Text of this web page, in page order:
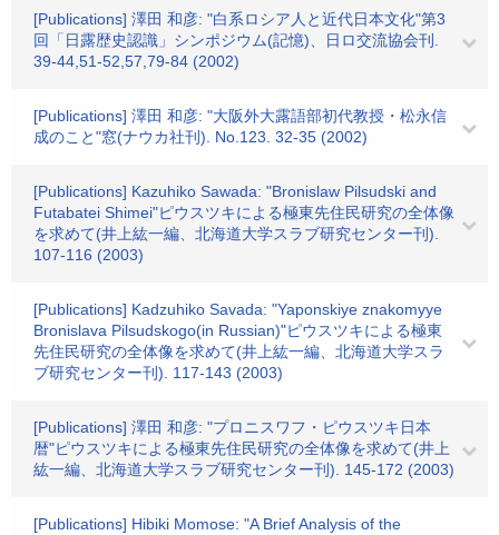
[Publications] 澤田 和彦: "白系ロシア人と近代日本文化"第3
回「日露歴史認識」シンポジウム(記憶)、日ロ交流協会刊.
39-44,51-52,57,79-84 (2002)
[Publications] 澤田 和彦: "大阪外大露語部初代教授・松永信
成のこと"窓(ナウカ社刊). No.123. 32-35 (2002)
[Publications] Kazuhiko Sawada: "Bronislaw Pilsudski and
Futabatei Shimei"ピウスツキによる極東先住民研究の全体像
を求めて(井上紘一編、北海道大学スラブ研究センター刊).
107-116 (2003)
[Publications] Kadzuhiko Savada: "Yaponskiye znakomyye
Bronislava Pilsudskogo(in Russian)"ピウスツキによる極東
先住民研究の全体像を求めて(井上紘一編、北海道大学スラ
ブ研究センター刊). 117-143 (2003)
[Publications] 澤田 和彦: "プロニスワフ・ピウスツキ日本
暦"ピウスツキによる極東先住民研究の全体像を求めて(井上
紘一編、北海道大学スラブ研究センター刊). 145-172 (2003)
[Publications] Hibiki Momose: "A Brief Analysis of the